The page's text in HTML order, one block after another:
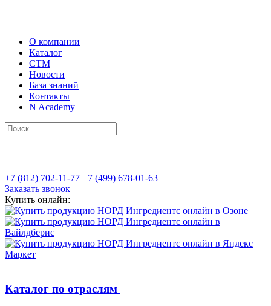
О компании
Каталог
СТМ
Новости
База знаний
Контакты
N Academy
+7 (812) 702-11-77 +7 (499) 678-01-63
Заказать звонок
Купить онлайн:
Каталог по отраслям